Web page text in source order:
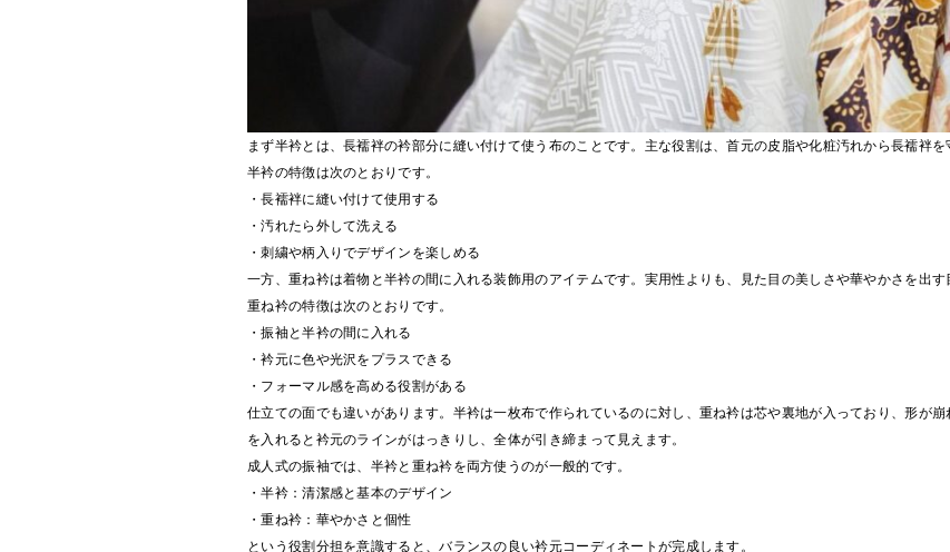
まず半衿とは、長襦袢の衿部分に縫い付けて使う布のことです。主な役割は、首元の皮脂や化粧汚れから長襦袢を
半衿の特徴は次のとおりです。
・長襦袢に縫い付けて使用する
・汚れたら外して洗える
・刺繍や柄入りでデザインを楽しめる
一方、重ね衿は着物と半衿の間に入れる装飾用のアイテムです。実用性よりも、見た目の美しさや華やかさを出す
重ね衿の特徴は次のとおりです。
・振袖と半衿の間に入れる
・衿元に色や光沢をプラスできる
・フォーマル感を高める役割がある
仕立ての面でも違いがあります。半衿は一枚布で作られているのに対し、重ね衿は芯や裏地が入っており、形が
を入れると衿元のラインがはっきりし、全体が引き締まって見えます。
成人式の振袖では、半衿と重ね衿を両方使うのが一般的です。
・半衿：清潔感と基本のデザイン
・重ね衿：華やかさと個性
という役割分担を意識すると、バランスの良い衿元コーディネートが完成します。